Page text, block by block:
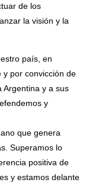
de los
la visión y la
país, en
y por convicción de
Argentina y a sus
y
que genera
Superamos lo
positiva de
y estamos delante